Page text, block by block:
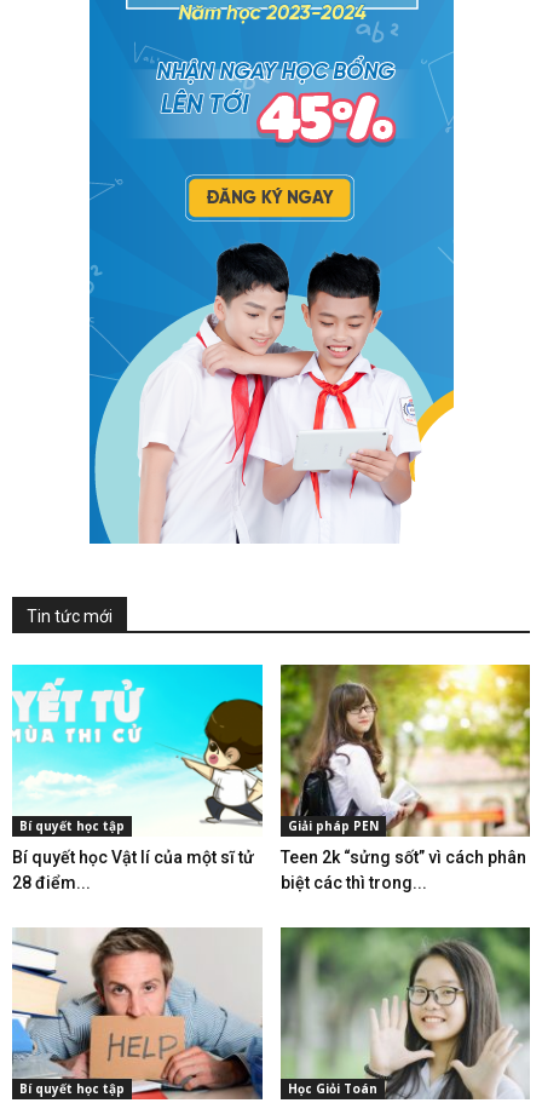
Tin tức mới
Bí quyết học tập
Bí quyết học Vật lí của một sĩ tử
28 điểm...
Giải pháp PEN
Teen 2k “sửng sốt” vì cách phân
biệt các thì trong...
Bí quyết học tập Học Giỏi Toán